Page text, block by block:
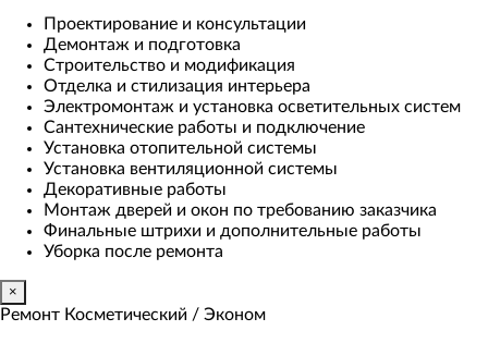
Проектирование и консультации
Демонтаж и подготовка
Строительство и модификация
Отделка и стилизация интерьера
Электромонтаж и установка осветительных систем
Сантехнические работы и подключение
Установка отопительной системы
Установка вентиляционной системы
Декоративные работы
Монтаж дверей и окон по требованию заказчика
Финальные штрихи и дополнительные работы
Уборка после ремонта
×
Ремонт Косметический / Эконом​